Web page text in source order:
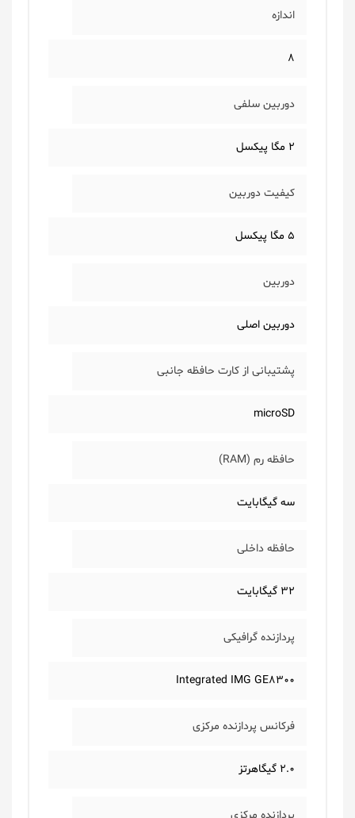
اندازه
۸
دوربین سلفی
۲ مگا پیکسل
کیفیت دوربین
۵ مگا پیکسل
دوربین
دوربین اصلی
پشتیبانی از کارت حافظه جانبی
microSD
حافظه رم (RAM)
سه گیگابایت
حافظه داخلی
۳۲ گیگابایت
پردازنده گرافیکی
Integrated IMG GE۸۳۰۰
فرکانس پردازنده مرکزی
۲.۰ گیگاهرتز